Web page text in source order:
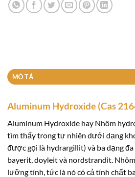
MÔ TẢ
Aluminum Hydroxide (Cas
Aluminum Hydroxide hay Nhôm
tìm thấy trong tự nhiên dưới dạng
được gọi là hydrargillit) và ba dạng
bayerit, doyleit và nordstrandit.
lưỡng tính, tức là nó có cả tính chất